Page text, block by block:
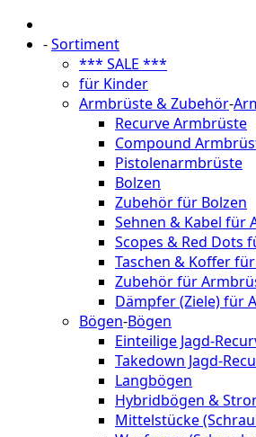
-Sortiment
*** SALE ***
für Kinder
Armbrüste & Zubehör-
Recurve Armbrüste
Compound
Pistolenarmbrüste
Bolzen
Zubehör für Bolzen
Sehnen & Kabel für
Scopes & Red Dots
Taschen & Koffer
Zubehör für
Dämpfer (Ziele) für
Bögen-Bögen
Einteilige Jagd-
Takedown Jagd-
Langbögen
Hybridbögen &
Mittelstücke